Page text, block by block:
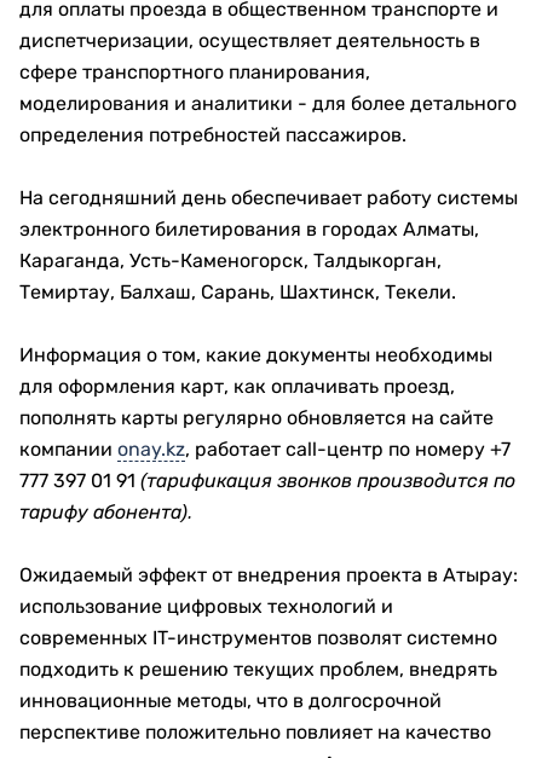
для оплаты проезда в общественном транспорте и
диспетчеризации, осуществляет деятельность в
сфере транспортного планирования,
моделирования и аналитики - для более детального
определения потребностей пассажиров.
На сегодняшний день обеспечивает работу системы
электронного билетирования в городах Алматы,
Караганда, Усть-Каменогорск, Талдыкорган,
Темиртау, Балхаш, Сарань, Шахтинск, Текели.
Информация о том, какие документы необходимы
для оформления карт, как оплачивать проезд,
пополнять карты регулярно обновляется на сайте
компании onay.kz, работает call-центр по номеру +7
777 397 01 91 (тарификация звонков производится по
тарифу абонента).
Ожидаемый эффект от внедрения проекта в Атырау:
использование цифровых технологий и
современных IT-инструментов позволят системно
подходить к решению текущих проблем, внедрять
инновационные методы, что в долгосрочной
перспективе положительно повлияет на качество